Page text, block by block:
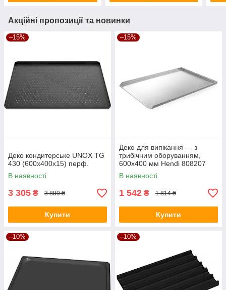
Акційні пропозиції та новинки
–15%
Деко кондитерське UNOX TG
430 (600x400x15) перф.
В наявності
3 305 ₴ 3 889 ₴
Купити
–15%
Деко для випікання — з
трибічним оборуванням,
600х400 мм Hendi 808207
В наявності
1 542 ₴ 1 814 ₴
Купити
–10% –10%